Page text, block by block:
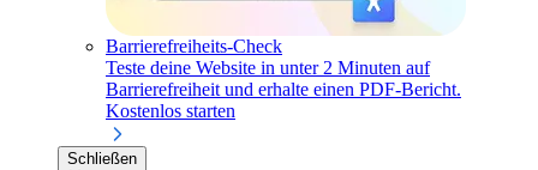
Barrierefreiheits-Check
Teste deine Website in unter 2 Minuten auf
Barrierefreiheit und erhalte einen PDF-Bericht.
Kostenlos starten
Schließen